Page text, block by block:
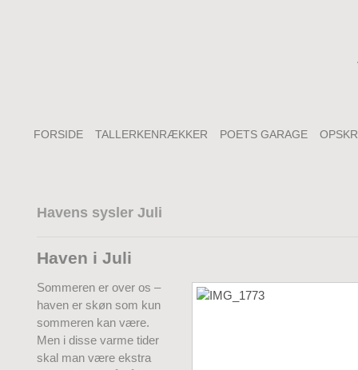
FORSIDE TALLERKENRÆKKER POETS GARAGE
Havens sysler Juli
Haven i Juli
Sommeren er over os –
haven er skøn som kun
sommeren kan være.
Men i disse varme tider
skal man være ekstra